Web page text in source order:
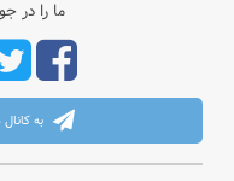
ما را در
به کانال